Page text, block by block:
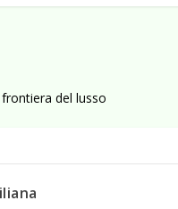
del lusso